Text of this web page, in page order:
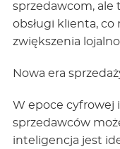
sprzedawcom, ale
obsługi klienta, co
zwiększenia
Nowa era
W epoce cyfrowej
sprzedawców
inteligencja jest